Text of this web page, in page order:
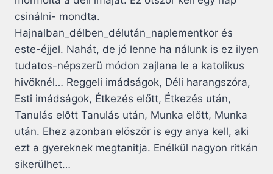
csinálni- mondta.
Hajnalban_délben_délután_naplementkor és
este-éjjel. Nahát, de jó lenne ha nálunk is ez ilyen
tudatos-népszerü módon zajlana le a katolikus
hivöknél… Reggeli imádságok, Déli harangszóra,
Esti imádságok, Étkezés előtt, Étkezés után,
Tanulás előtt Tanulás után, Munka előtt, Munka
után. Ehez azonban elöször is egy anya kell, aki
ezt a gyereknek megtanitja. Enélkül nagyon ritkán
sikerülhet…